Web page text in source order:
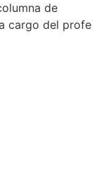
de
cargo del profe